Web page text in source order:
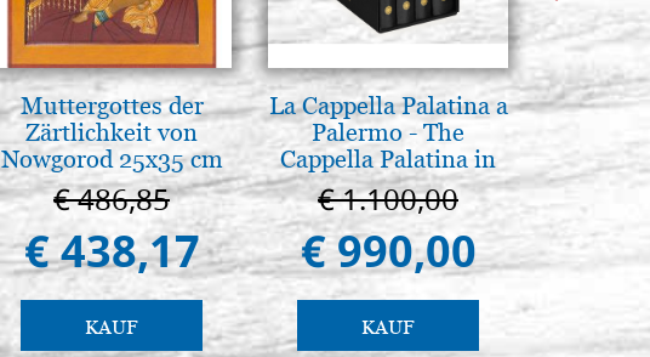
Muttergottes der
Zärtlichkeit von
Nowgorod 25x35 cm
€ 486,85
€ 438,17
KAUF
La Cappella Palatina a
Palermo - The
Cappella Palatina in
Palermo
€ 1.100,00
€ 990,00
KAUF
Brenn-
€